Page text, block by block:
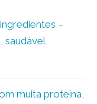
–
saudável
muita proteína,